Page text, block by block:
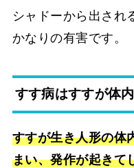
シャドーから出され
かなりの有害です。
すす病はすすが体
すすが生き人形の体
まい、発作が起きて